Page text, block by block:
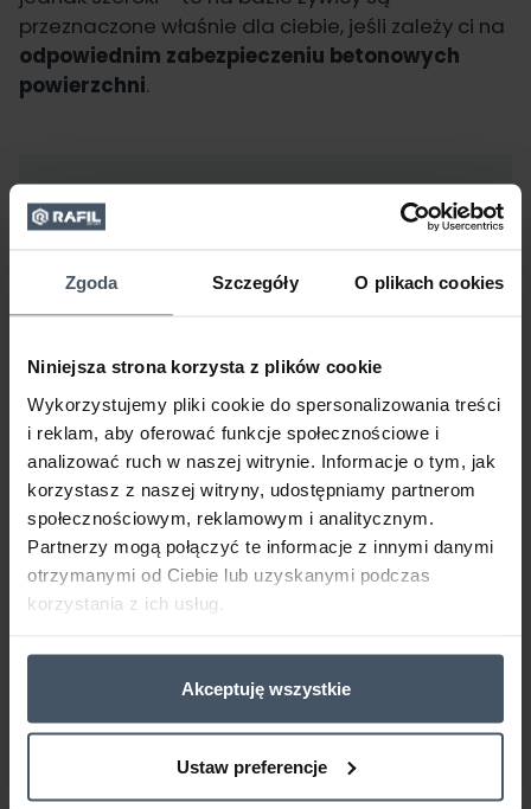
Zgoda Szczegóły O plikach cookies
Niniejsza strona korzysta z plików cookie
Wykorzystujemy pliki cookie do spersonalizowania treści
i reklam, aby oferować funkcje społecznościowe i
analizować ruch w naszej witrynie. Informacje o tym, jak
korzystasz z naszej witryny, udostępniamy partnerom
społecznościowym, reklamowym i analitycznym.
Partnerzy mogą połączyć te informacje z innymi danymi
otrzymanymi od Ciebie lub uzyskanymi podczas
korzystania z ich usług.
Akceptuję wszystkie
Ustaw preferencje
przeznaczone właśnie dla ciebie, jeśli zależy ci na
odpowiednim zabezpieczeniu betonowych
powierzchni.
Polecany produkt
RAFIL Na beton -
Zestaw lakier
poliuretanowy